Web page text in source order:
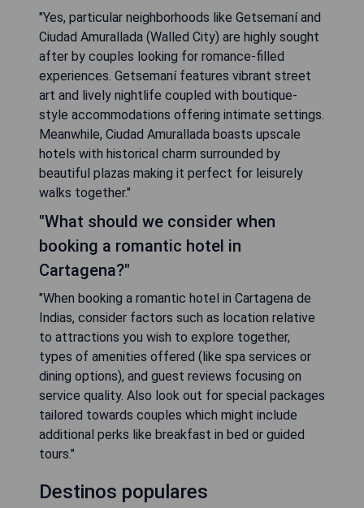
"Yes, particular neighborhoods like Getsemaní and
Ciudad Amurallada (Walled City) are highly sought
after by couples looking for romance-filled
experiences. Getsemaní features vibrant street
art and lively nightlife coupled with boutique-
style accommodations offering intimate settings.
Meanwhile, Ciudad Amurallada boasts upscale
hotels with historical charm surrounded by
beautiful plazas making it perfect for leisurely
walks together."
"What should we consider when
booking a romantic hotel in
Cartagena?"
"When booking a romantic hotel in Cartagena de
Indias, consider factors such as location relative
to attractions you wish to explore together,
types of amenities offered (like spa services or
dining options), and guest reviews focusing on
service quality. Also look out for special packages
tailored towards couples which might include
additional perks like breakfast in bed or guided
tours."
Destinos populares